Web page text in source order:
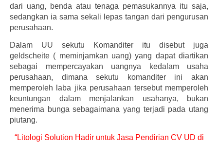
dari uang, benda atau tenaga pemasukannya itu saja,
sedangkan ia sama sekali lepas tangan dari pengurusan
perusahaan.
Dalam UU sekutu Komanditer itu disebut juga
geldscheite ( meminjamkan uang) yang dapat diartikan
sebagai mempercayakan uangnya kedalam usaha
perusahaan, dimana sekutu komanditer ini akan
memperoleh laba jika perusahaan tersebut memperoleh
keuntungan dalam menjalankan usahanya, bukan
menerima bunga sebagaimana yang terjadi pada utang
piutang.
“Litologi Solution Hadir untuk Jasa Pendirian CV UD di